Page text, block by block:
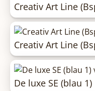
Creativ Art Line
Creativ Art Line
De luxe SE (blau 1)